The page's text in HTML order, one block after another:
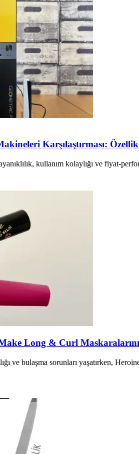
Karşılaştırması:
kullanım kolaylığı ve fiyat-
Long & Curl
ve bulaşma sorunları yaşatırken,